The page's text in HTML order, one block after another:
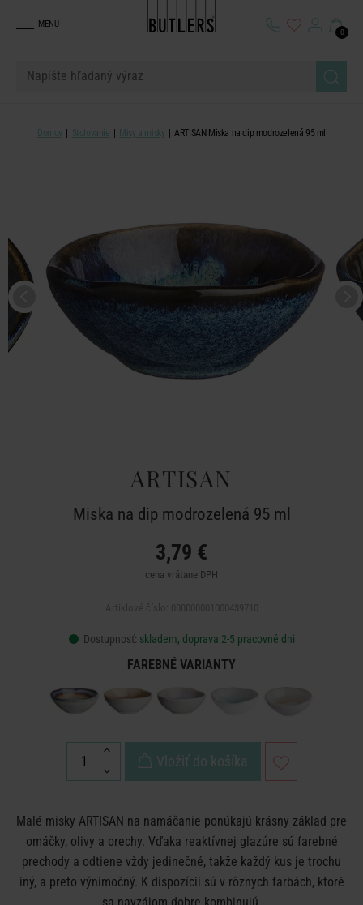
MENU
0
Domov Stolovanie Misy a misky ARTISAN Miska na dip modrozelená 95 ml
ARTISAN
Miska na dip modrozelená 95 ml
3,79 €
cena vrátane DPH
Dostupnosť: skladem, doprava 2-5 pracovné dni
FAREBNÉ VARIANTY
Vložiť do košíka
Malé misky ARTISAN na namáčanie ponúkajú krásny základ pre
omáčky, olivy a orechy. Vďaka reaktívnej glazúre sú farebné
prechody a odtiene vždy jedinečné, takže každý kus je trochu
iný, a preto výnimočný. K dispozícii sú v rôznych farbách, ktoré